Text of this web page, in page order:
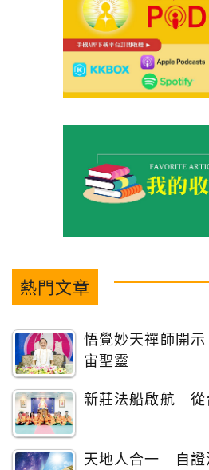
熱門文章
悟覺妙天禪師開
宙聖靈
新莊法船啟航 從
天地人合一 自證